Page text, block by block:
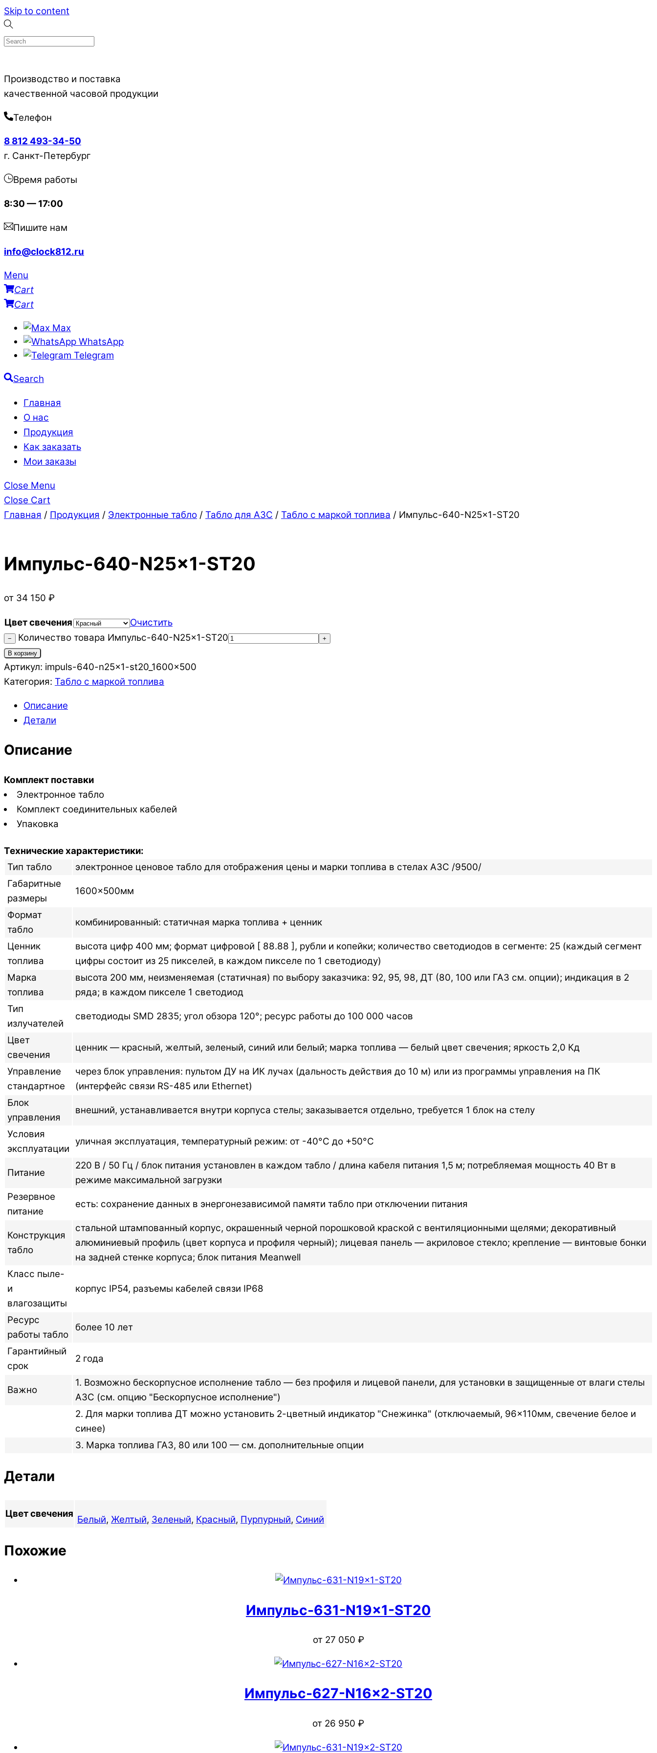
Skip to content
Производство и поставка
качественной часовой продукции
Телефон
8 812 493-34-50
г. Санкт-Петербург
Время работы
8:30 — 17:00
Пишите нам
info@clock812.ru
Menu
Cart
Cart
Max
WhatsApp
Telegram
Search
Главная
О нас
Продукция
Как заказать
Мои заказы
Close Menu
Close Cart
Главная / Продукция / Электронные табло / Табло для АЗС / Табло с маркой топлива / Импульс-640-N25x1-ST20
Импульс-640-N25x1-ST20
от 34 150 ₽
Цвет свечения Очистить
− Количество товара Импульс-640-N25x1-ST20
+
В корзину
Артикул: impuls-640-n25x1-st20_1600x500
Категория: Табло с маркой топлива
Описание
Детали
Описание
Комплект поставки
Электронное табло
Комплект соединительных кабелей
Упаковка
Технические характеристики:
Тип табло
электронное ценовое табло для отображения цены и марки топлива в стелах АЗС /9500/
Габаритные
размеры
1600×500мм
Формат
табло
комбинированный: статичная марка топлива + ценник
Ценник
топлива
высота цифр 400 мм; формат цифровой [ 88.88 ], рубли и копейки; количество светодиодов в сегменте: 25 (каждый сегмент
цифры состоит из 25 пикселей, в каждом пикселе по 1 светодиоду)
Марка
топлива
высота 200 мм, неизменяемая (статичная) по выбору заказчика: 92, 95, 98, ДТ (80, 100 или ГАЗ см. опции); индикация в 2
ряда; в каждом пикселе 1 светодиод
Тип
излучателей
светодиоды SMD 2835; угол обзора 120°; ресурс работы до 100 000 часов
Цвет
свечения
ценник — красный, желтый, зеленый, синий или белый; марка топлива — белый цвет свечения; яркость 2,0 Кд
Управление
стандартное
через блок управления: пультом ДУ на ИК лучах (дальность действия до 10 м) или из программы управления на ПК
(интерфейс связи RS-485 или Ethernet)
Блок
управления
внешний, устанавливается внутри корпуса стелы; заказывается отдельно, требуется 1 блок на стелу
Условия
эксплуатации
уличная эксплуатация, температурный режим: от -40°C до +50°C
Питание
220 В / 50 Гц / блок питания установлен в каждом табло / длина кабеля питания 1,5 м; потребляемая мощность 40 Вт в
режиме максимальной загрузки
Резервное
питание
есть: сохранение данных в энергонезависимой памяти табло при отключении питания
Конструкция
табло
стальной штампованный корпус, окрашенный черной порошковой краской с вентиляционными щелями; декоративный
алюминиевый профиль (цвет корпуса и профиля черный); лицевая панель — акриловое стекло; крепление — винтовые бонки
на задней стенке корпуса; блок питания Meanwell
Класс пыле-
и
влагозащиты
корпус IP54, разъемы кабелей связи IP68
Ресурс
работы табло
более 10 лет
Гарантийный
срок
2 года
Важно
1. Возможно бескорпусное исполнение табло — без профиля и лицевой панели, для установки в защищенные от влаги стелы
АЗС (см. опцию "Бескорпусное исполнение")
2. Для марки топлива ДТ можно установить 2-цветный индикатор "Снежинка" (отключаемый, 96×110мм, свечение белое и
синее)
3. Марка топлива ГАЗ, 80 или 100 — см. дополнительные опции
Детали
Цвет свечения
Белый, Желтый, Зеленый, Красный, Пурпурный, Синий
Похожие
Импульс-631-N19x1-ST20
от 27 050 ₽
Импульс-627-N16x2-ST20
от 26 950 ₽